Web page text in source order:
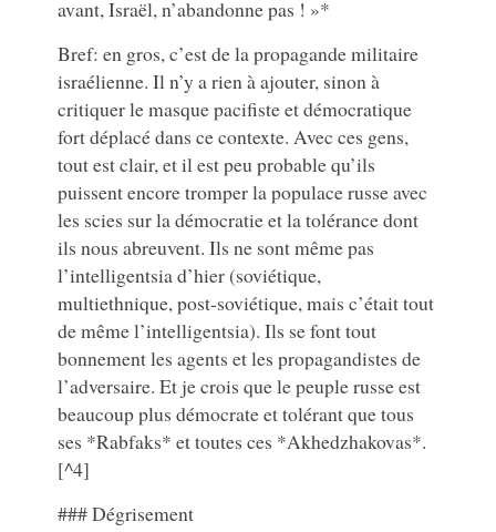
avant, Israël, n’abandonne pas ! »*
Bref: en gros, c’est de la propagande militaire
israélienne. Il n’y a rien à ajouter, sinon à
critiquer le masque pacifiste et démocratique
fort déplacé dans ce contexte. Avec ces gens,
tout est clair, et il est peu probable qu’ils
puissent encore tromper la populace russe avec
les scies sur la démocratie et la tolérance dont
ils nous abreuvent. Ils ne sont même pas
l’intelligentsia d’hier (soviétique,
multiethnique, post-soviétique, mais c’était tout
de même l’intelligentsia). Ils se font tout
bonnement les agents et les propagandistes de
l’adversaire. Et je crois que le peuple russe est
beaucoup plus démocrate et tolérant que tous
ses *Rabfaks* et toutes ces *Akhedzhakovas*.
[^4]
### Dégrisement